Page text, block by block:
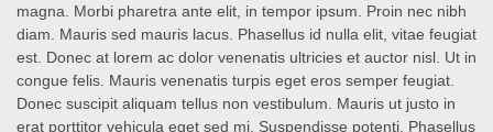
magna. Morbi pharetra ante elit, in tempor ipsum. Proin nec nibh
diam. Mauris sed mauris lacus. Phasellus id nulla elit, vitae feugiat
est. Donec at lorem ac dolor venenatis ultricies et auctor nisl. Ut in
congue felis. Mauris venenatis turpis eget eros semper feugiat.
Donec suscipit aliquam tellus non vestibulum. Mauris ut justo in
erat porttitor vehicula eget sed mi. Suspendisse potenti. Phasellus